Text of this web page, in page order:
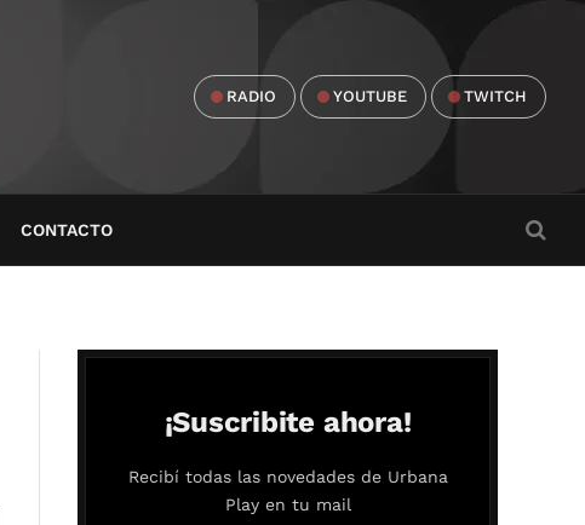
RADIO YOUTUBE TWITCH
CONTACTO
¡Suscribite ahora!
Recibí todas las novedades de Urbana
Play en tu mail